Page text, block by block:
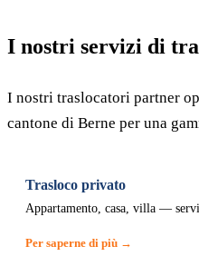
I nostri servizi di
I nostri traslocatori partner
cantone di Berne per una
Trasloco privato
Appartamento, casa, villa —
Per saperne di più →